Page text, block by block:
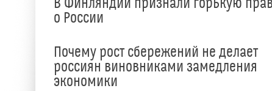
о России
Почему рост сбережений не делает
россиян виновниками замедления
экономики